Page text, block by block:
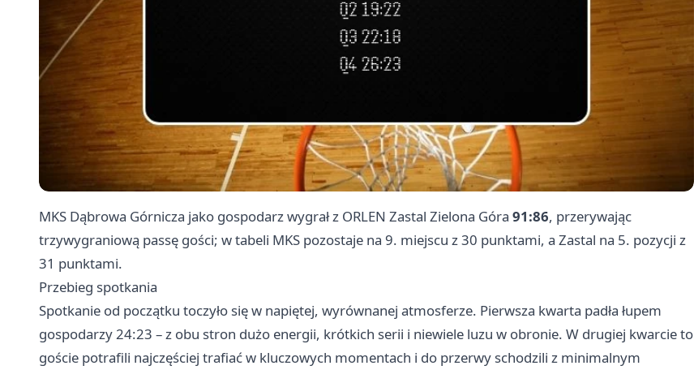
MKS Dąbrowa Górnicza jako gospodarz wygrał z ORLEN Zastal Zielona Góra 91:86, przerywając
trzywygraniową passę gości; w tabeli MKS pozostaje na 9. miejscu z 30 punktami, a Zastal na 5. pozycji z
31 punktami.
Przebieg spotkania
Spotkanie od początku toczyło się w napiętej, wyrównanej atmosferze. Pierwsza kwarta padła łupem
gospodarzy 24:23 – z obu stron dużo energii, krótkich serii i niewiele luzu w obronie. W drugiej kwarcie to
goście potrafili najczęściej trafiać w kluczowych momentach i do przerwy schodzili z minimalnym